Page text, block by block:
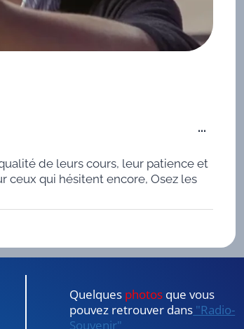
de leurs cours, leur patience et
ceux qui hésitent encore, Osez les
...
v
/
r
Quelques photos que vous
pouvez retrouver dans "Radio-
Souvenir"